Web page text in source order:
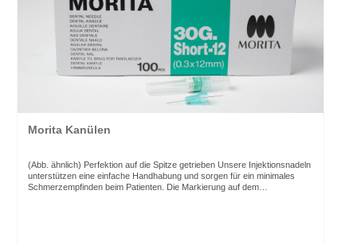
Morita Kanülen
(Abb. ähnlich) Perfektion auf die Spitze getrieben Unsere Injektionsnadeln
unterstützen eine einfache Handhabung und sorgen für ein minimales
Schmerzempfinden beim Patienten. Die Markierung auf dem